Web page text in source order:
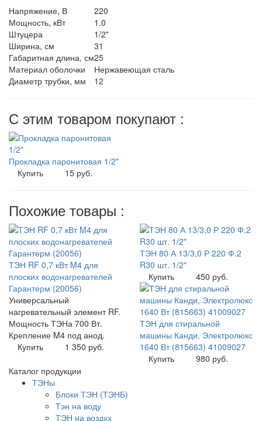
Напряжение, В
220
Мощность, кВт
1.0
Штуцера
1/2"
Ширина, см
31
Габаритная длина, см25
Материал оболочки
Нержавеющая сталь
Диаметр трубки, мм
12
С этим товаром покупают :
Прокладка паронитовая 1/2"
Купить
15 руб.
Похожие товары :
ТЭН RF 0,7 кВт M4 для
плоских водонагревателей
Гарантерм (20056)
Универсальный
нагревательный элемент RF.
Мощность ТЭНа 700 Вт.
Крепление M4 под анод.
Купить
1 350 руб.
ТЭН 80 А 13/3,0 Р 220 Ф.2
R30 шт. 1/2"
Купить
450 руб.
ТЭН для стиральной
машины Канди, Электролюкс
1640 Вт (815663) 41009027
Купить
980 руб.
Каталог продукции
ТЭНы
Блоки ТЭН (ТЭНБ)
Тэн на воду
ТЭН на воздух